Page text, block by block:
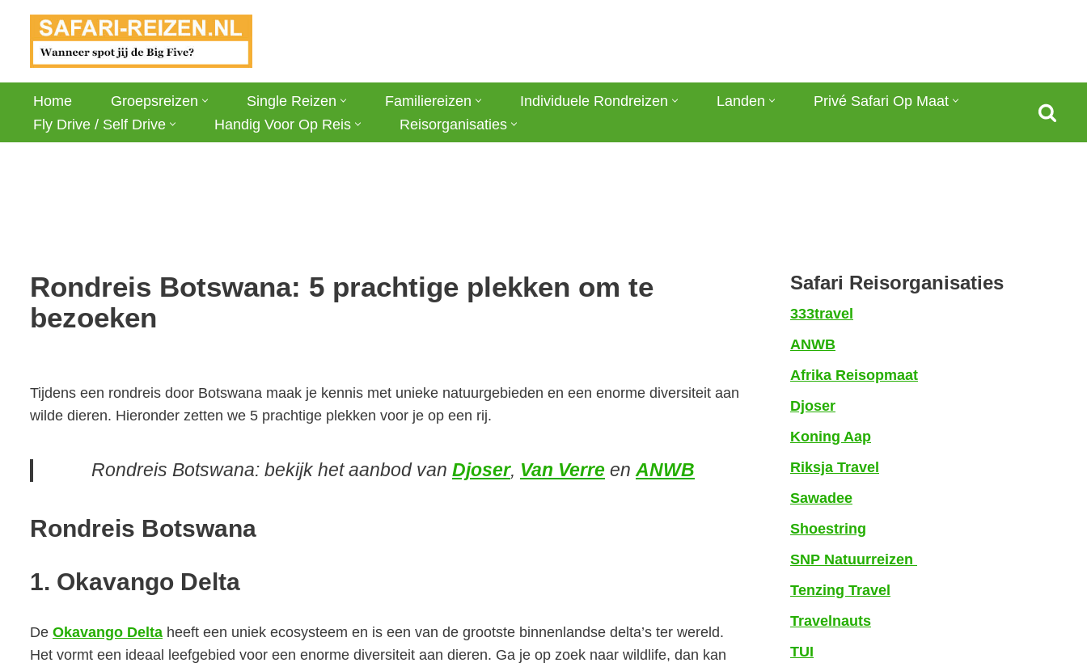
naar
Home Groepsreizen Single Reizen Familiereizen Individuele Rondreizen Landen
Privé Safari Op Maat
Fly Drive / Self Drive
Handig Voor Op Reis Reisorganisaties
Rondreis Botswana: 5 prachtige plekken om te
bezoeken
Tijdens een rondreis door Botswana maak je kennis met unieke natuurgebieden en een enorme diversiteit aan
wilde dieren. Hieronder zetten we 5 prachtige plekken voor je op een rij.
Rondreis Botswana: bekijk het aanbod van Djoser, Van Verre enANWB
Rondreis Botswana
1. Okavango Delta
De Okavango Delta heeft een uniek ecosysteem en is een van de grootste binnenlandse delta’s ter wereld.
Het vormt een ideaal leefgebied voor een enorme diversiteit aan dieren. Ga je op zoek naar wildlife, dan kan
Safari Reisorganisaties
333travel
ANWB
Afrika Reisopmaat
Djoser
Koning Aap
Riksja Travel
Sawadee
Shoestring
SNP Natuurreizen
Tenzing Travel
Travelnauts
TUI